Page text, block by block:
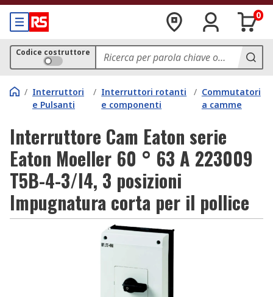
0
Codice costruttore
/ Interruttori
e Pulsanti
/ Interruttori rotanti
e componenti
/ Commutatori
a camme
Interruttore Cam Eaton serie
Eaton Moeller 60 ° 63 A 223009
T5B-4-3/I4, 3 posizioni
Impugnatura corta per il pollice